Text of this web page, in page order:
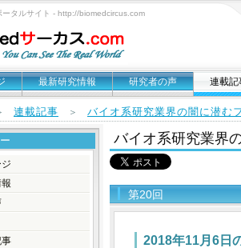
ータルサイト - http://biomedcircus.com
最新研究情報 研究者の声 連載記
連載記事 ＞ バイオ系研究業界の闇に潜む
バイオ系研究業界
第20回
2018年11月6日